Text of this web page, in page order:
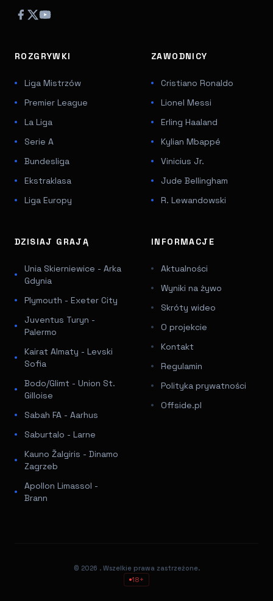
ROZGRYWKI
Liga Mistrzów
Premier League
La Liga
Serie A
Bundesliga
Ekstraklasa
Liga Europy
ZAWODNICY
Cristiano Ronaldo
Lionel Messi
Erling Haaland
Kylian Mbappé
Vinicius Jr.
Jude Bellingham
R. Lewandowski
DZISIAJ GRAJĄ
Unia Skierniewice - Arka
Gdynia
Plymouth - Exeter City
Juventus Turyn -
Palermo
Kairat Almaty - Levski
Sofia
Bodo/Glimt - Union St.
Gilloise
Sabah FA - Aarhus
Saburtalo - Larne
Kauno Žalgiris - Dinamo
Zagrzeb
Apollon Limassol -
Brann
INFORMACJE
Aktualności
Wyniki na żywo
Skróty wideo
O projekcie
Kontakt
Regulamin
Polityka prywatności
Offside.pl
© 2026 . Wszelkie prawa zastrzeżone.
18+